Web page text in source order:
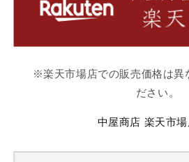
※楽天市場店での販売価格は異
ださい。
中屋商店 楽天市